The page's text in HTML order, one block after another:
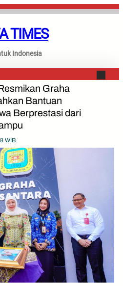
TIMES
Indonesia
Graha
Bantuan
Berprestasi dari
WIB